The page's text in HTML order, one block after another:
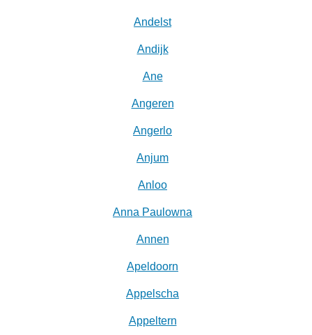
Andelst
Andijk
Ane
Angeren
Angerlo
Anjum
Anloo
Anna Paulowna
Annen
Apeldoorn
Appelscha
Appeltern